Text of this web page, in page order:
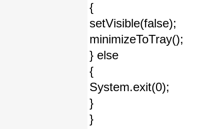
{
setVisible(false);
minimizeToTray();
} else
{
System.exit(0);
}
}